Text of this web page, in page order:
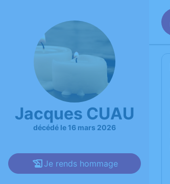
Jacques CUAU
décédé le 16 mars 2026
Je rends hommage